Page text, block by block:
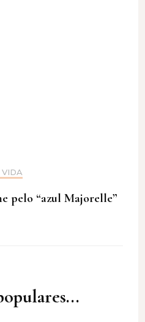
VIDA
pelo “azul Majorelle”